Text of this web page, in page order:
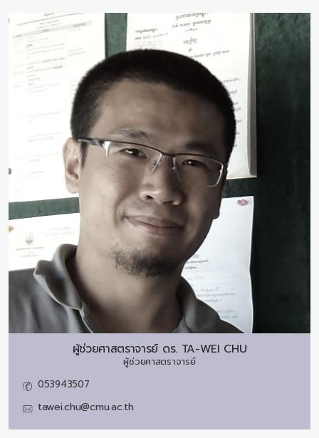
ผู้ช่วยศาสตราจารย์ ดร. TA-WEI CHU
ผู้ช่วยศาสตราจารย์
053943507
tawei.chu@cmu.ac.th